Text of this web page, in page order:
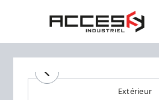
Accès Industriel
Précédent
Extérieur